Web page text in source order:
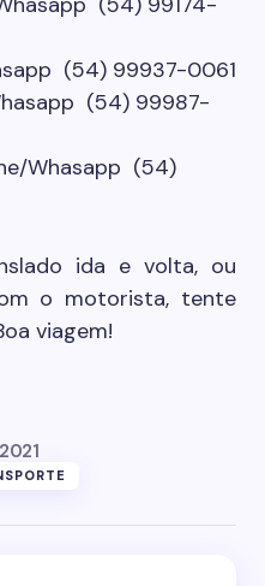
(54) 99937-0061
(54) 99987-
Whasapp (54)
ida e volta, ou
o motorista, tente
viagem!